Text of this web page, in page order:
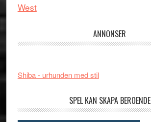
West
ANNONSER
Shiba - urhunden med stil
SPEL KAN SKAPA BEROENDE